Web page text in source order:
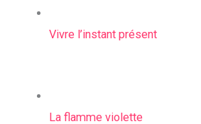
Vivre l’instant présent
La flamme violette